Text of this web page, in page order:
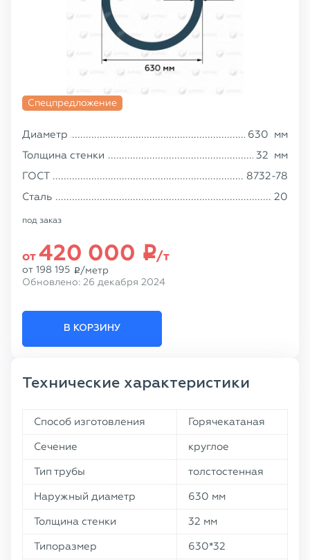
Спецпредложение
Диаметр 630 мм
Толщина стенки
32 мм
ГОСТ
8732-78
Сталь
20
под заказ
от420 000 p/т
от 198 195 p /метр
Обновлено: 26 декабря 2024
В КОРЗИНУ
Технические характеристики
Способ изготовления
Горячекатаная
Сечение
круглое
Тип трубы
толстостенная
Наружный диаметр
630 мм
Толщина стенки
32 мм
Типоразмер
630*32